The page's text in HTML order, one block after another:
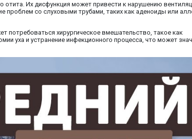
отита. Их дисфункция может привести к нарушению
проблем со слуховыми трубами, таких как аденоиды или
потребоваться хирургическое вмешательство, такое как
уха и устранение инфекционного процесса, что может